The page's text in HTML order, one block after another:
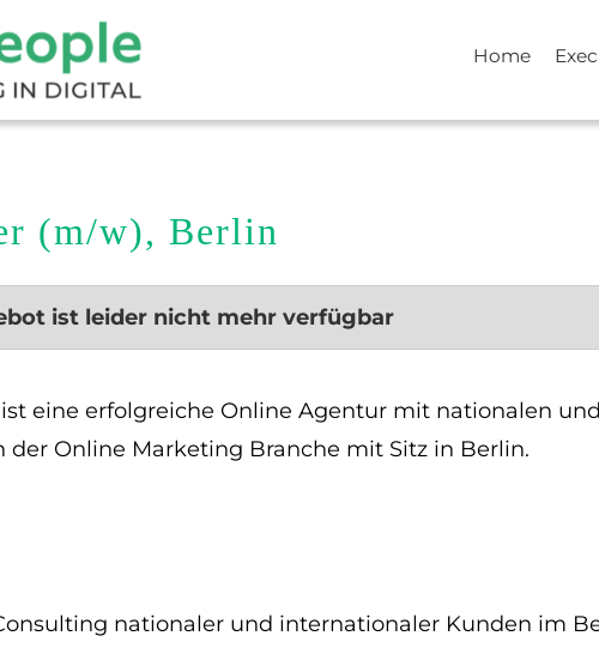
Home
(m/w), Berlin
ist leider nicht mehr verfügbar
eine erfolgreiche Online Agentur mit nationalen
der Online Marketing Branche mit Sitz in Berlin.
nationaler und internationaler Kunden im